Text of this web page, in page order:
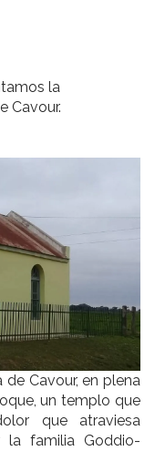
la
Cavour.
Cavour, en plena
un templo que
que atraviesa
la familia Goddio-